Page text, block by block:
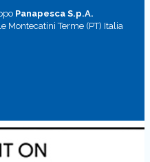
Panapesca S.p.A.
Montecatini Terme (PT) Italia